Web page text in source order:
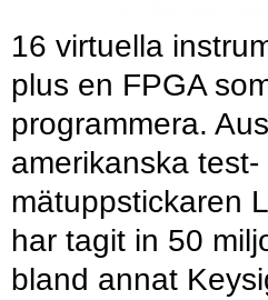
16 virtuella
plus en FPGA
programmera.
amerikanska test-
mätuppstickaren
har tagit in 50
bland annat